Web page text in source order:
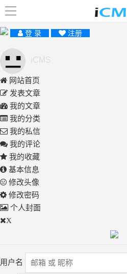
登 录 注册
网站首页
发表文章
我的文章
我的分类
我的私信
我的评论
我的收藏
基本信息
修改头像
修改密码
个人封面
X
用户名